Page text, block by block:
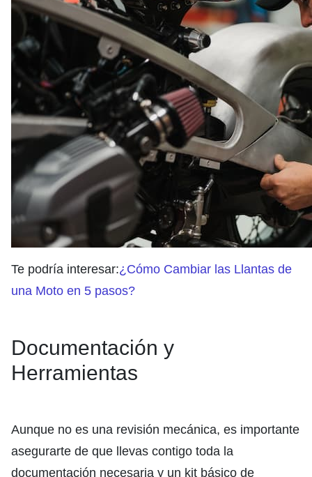
Te podría interesar:¿Cómo Cambiar las Llantas de
una Moto en 5 pasos?
Documentación y
Herramientas
Aunque no es una revisión mecánica, es importante
asegurarte de que llevas contigo toda la
documentación necesaria y un kit básico de